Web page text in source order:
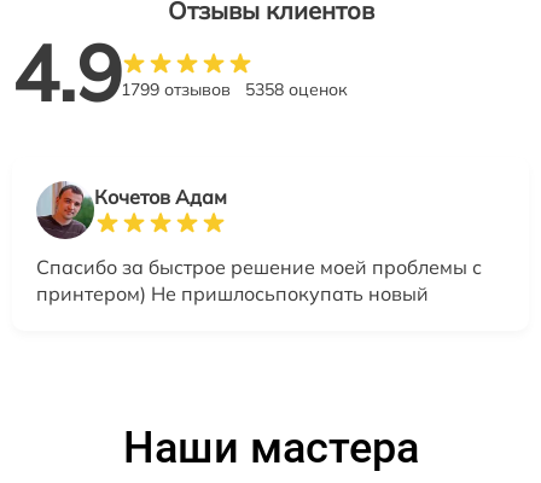
Отзывы клиентов
4.91799 отзывов 5358 оценок
Кочетов Адам
Спасибо за быстрое решение моей проблемы с
принтером) Не пришлосьпокупать новый
Наши мастера